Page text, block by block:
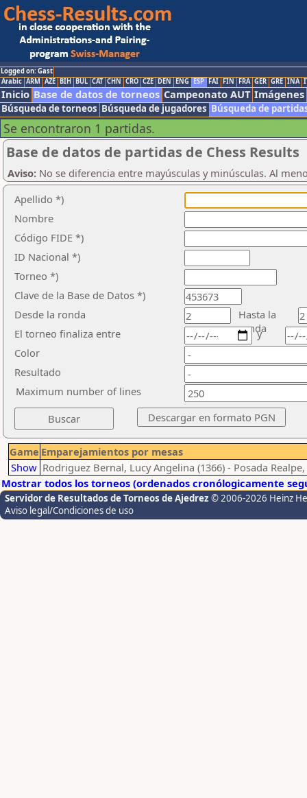
Logged on: Gast
Arabic ARM AZE BIH BUL CAT CHN CRO CZE DEN ENG ESP FAI FIN FRA GER GRE INA
Inicio Base de datos de torneos Campeonato AUT Imágenes
Búsqueda de torneos Búsqueda de jugadores Búsqueda de
Se encontraron 1 partidas.
Base de datos de partidas de Chess Results
Aviso: No se diferencia entre mayúsculas y minúsculas. Al
Apellido *)
Nombre
Código FIDE *)
ID Nacional *)
Torneo *)
Clave de la Base de Datos *)
Desde la ronda
Hasta la
ronda
El torneo finaliza entre
Color
Resultado
y
Maximum number of lines
Game Emparejamientos por mesas
Show Rodriguez Bernal, Lucy Angelina (1366) - Posada
Mostrar todos los torneos (ordenados cronólogicamente
Servidor de Resultados de Torneos de Ajedrez © 2006-2026 Heinz
Aviso legal/Condiciones de uso